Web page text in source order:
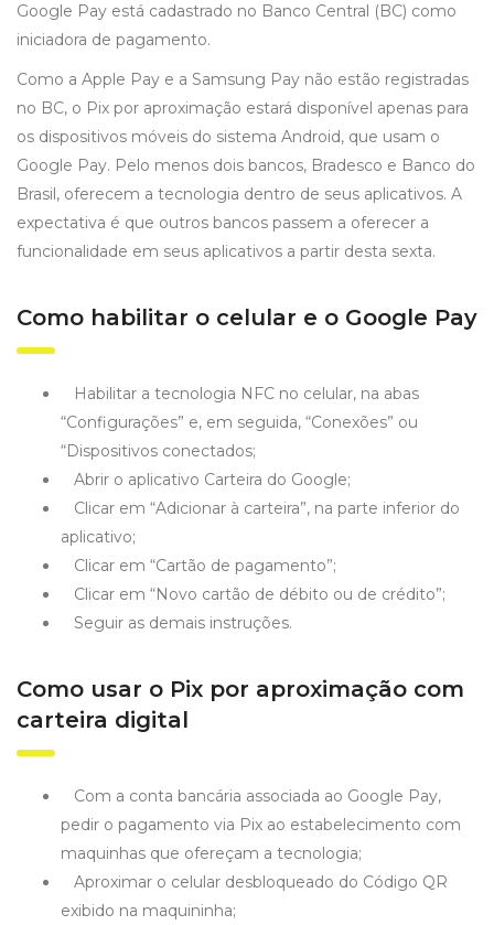
Google Pay está cadastrado no Banco Central (BC) como
iniciadora de pagamento.
Como a Apple Pay e a Samsung Pay não estão registradas
no BC, o Pix por aproximação estará disponível apenas para
os dispositivos móveis do sistema Android, que usam o
Google Pay. Pelo menos dois bancos, Bradesco e Banco do
Brasil, oferecem a tecnologia dentro de seus aplicativos. A
expectativa é que outros bancos passem a oferecer a
funcionalidade em seus aplicativos a partir desta sexta.
Como habilitar o celular e o Google Pay
Habilitar a tecnologia NFC no celular, na abas
“Configurações” e, em seguida, “Conexões” ou
“Dispositivos conectados;
Abrir o aplicativo Carteira do Google;
Clicar em “Adicionar à carteira”, na parte inferior do
aplicativo;
Clicar em “Cartão de pagamento”;
Clicar em “Novo cartão de débito ou de crédito”;
Seguir as demais instruções.
Como usar o Pix por aproximação com
carteira digital
Com a conta bancária associada ao Google Pay,
pedir o pagamento via Pix ao estabelecimento com
maquinhas que ofereçam a tecnologia;
Aproximar o celular desbloqueado do Código QR
exibido na maquininha;